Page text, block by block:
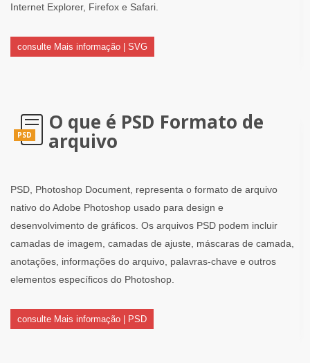
Internet Explorer, Firefox e Safari.
consulte Mais informação | SVG
PSD
O que é PSD Formato de
arquivo
PSD, Photoshop Document, representa o formato de arquivo
nativo do Adobe Photoshop usado para design e
desenvolvimento de gráficos. Os arquivos PSD podem incluir
camadas de imagem, camadas de ajuste, máscaras de camada,
anotações, informações do arquivo, palavras-chave e outros
elementos específicos do Photoshop.
consulte Mais informação | PSD